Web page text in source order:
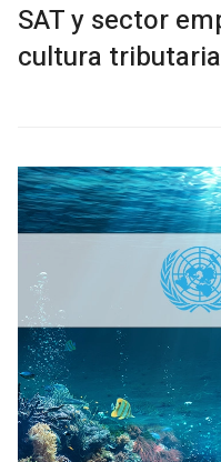
SAT y sector
cultura tributaria